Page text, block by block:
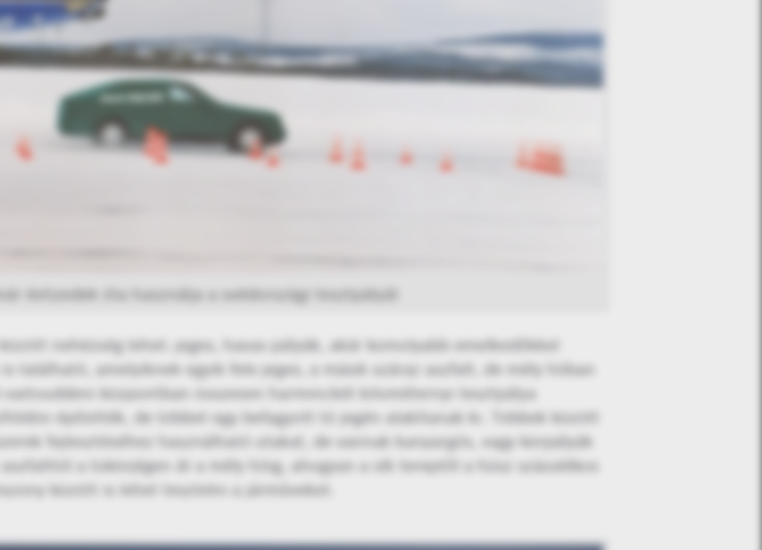
évtizedek óta használja a svédországi tesztpályát
nehézség lehet: jeges, havas pályák, akár komolyabb emelkedőkkel
található, amelyiknek egyik fele jeges, a másik száraz aszfalt, de mély hóban
központban összesen harminckét kilométernyi tesztpálya
építették, de többet egy befagyott tó jegén alakítanak ki. Többek között
fejlesztéséhez használható utakat, de vannak kanyargós, vagy körpályák
a tükörjégen át a mély hóig, ahogyan a sík tereptől a húsz százalékos
között is lehet tesztelni a járműveket.